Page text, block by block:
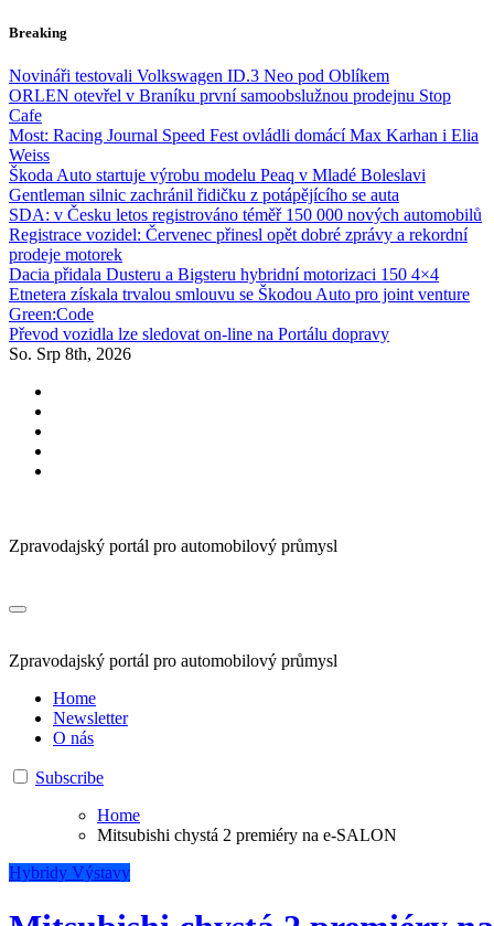
Skip
content
Breaking
Novináři testovali Volkswagen ID.3 Neo pod Oblíkem
ORLEN otevřel v Braníku první samoobslužnou prodejnu Stop
Cafe
Most: Racing Journal Speed Fest ovládli domácí Max Karhan i Elia
Weiss
Škoda Auto startuje výrobu modelu Peaq v Mladé Boleslavi
Gentleman silnic zachránil řidičku z potápějícího se auta
SDA: v Česku letos registrováno téměř 150 000 nových automobilů
Registrace vozidel: Červenec přinesl opět dobré zprávy a rekordní
prodeje motorek
Dacia přidala Dusteru a Bigsteru hybridní motorizaci 150 4×4
Etnetera získala trvalou smlouvu se Škodou Auto pro joint venture
Green:Code
Převod vozidla lze sledovat on-line na Portálu dopravy
So. Srp 8th, 2026
Zpravodajský portál pro automobilový průmysl
Zpravodajský portál pro automobilový průmysl
Home
Newsletter
O nás
Subscribe
Home
Mitsubishi chystá 2 premiéry na e-SALON
Hybridy Výstavy